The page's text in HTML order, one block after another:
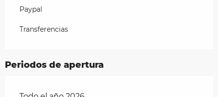
Paypal
Transferencias
Periodos de apertura